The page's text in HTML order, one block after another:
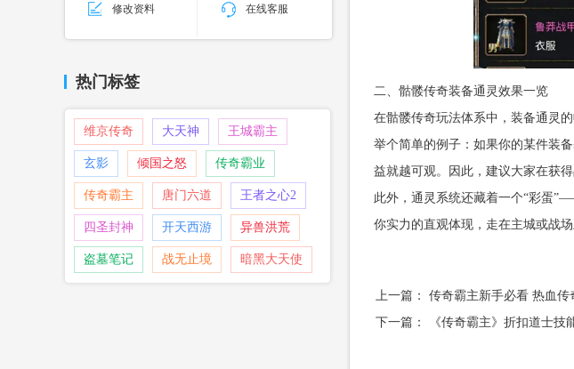
修改资料 在线客服
热门标签
维京传奇 大天神 王城霸主
玄影 倾国之怒 传奇霸业
传奇霸主 唐门六道 王者之心2
四圣封神 开天西游 异兽洪荒
盗墓笔记 战无止境 暗黑大天使
二、骷髅传奇装备通灵效果一览
在骷髅传奇玩法体系中，装备通灵
举个简单的例子：如果你的某件装
益就越可观。因此，建议大家在获
此外，通灵系统还藏着一个“彩蛋
你实力的直观体现，走在主城或战
上一篇： 传奇霸主新手必看 热血传
下一篇：
《传奇霸主》折扣道士